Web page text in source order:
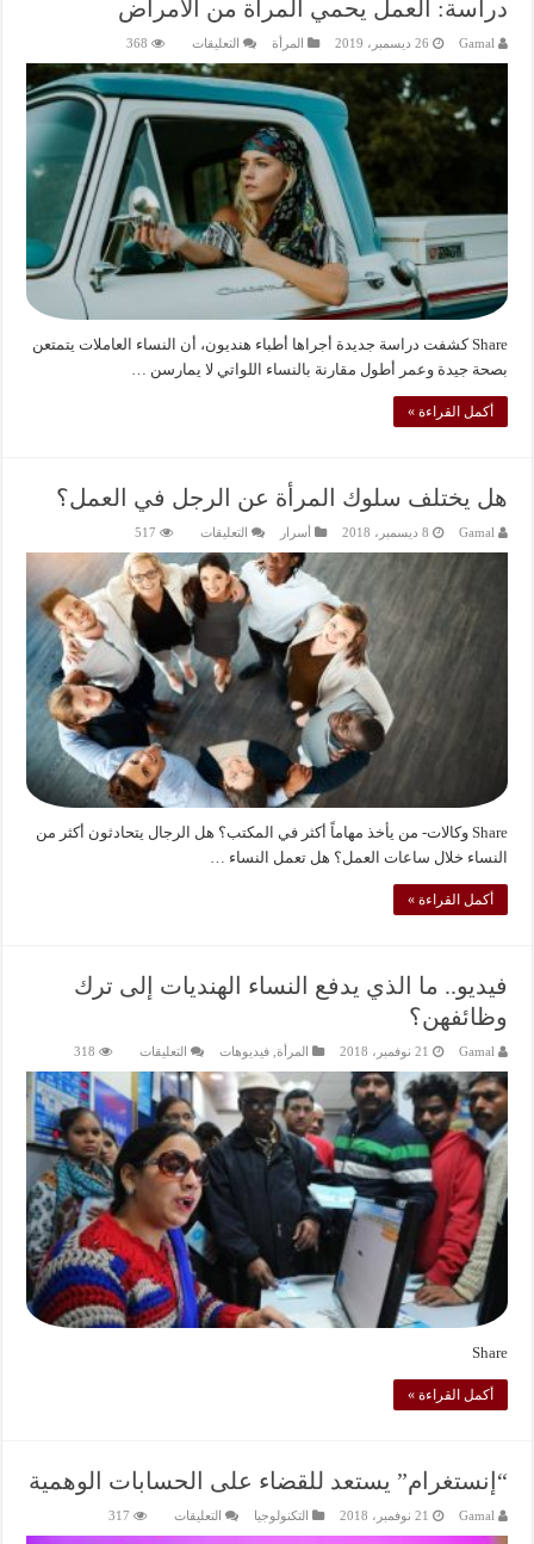
دراسة: العمل يحمي المرأة من الأمراض
Gamal 26 ديسمبر، 2019 المرأة التعليقاتعلى
العمل
يحمي
المرأة
من
الأمراض
368
Share كشفت دراسة جديدة أجراها أطباء هنديون، أن النساء العاملات يتمتعن
بصحة جيدة وعمر أطول مقارنة بالنساء اللواتي لا يمارسن …
أكمل القراءة »
هل يختلف سلوك المرأة عن الرجل في العمل؟
Gamal 8 ديسمبر، 2018 أسرار التعليقاتعلى
يختلف
سلوك
المرأة
عن
الرجل
في
العمل؟
مغلقة
517
Share وكالات- من يأخذ مهاماً أكثر في المكتب؟ هل الرجال يتحادثون أكثر من
النساء خلال ساعات العمل؟ هل تعمل النساء …
أكمل القراءة »
فيديو.. ما الذي يدفع النساء الهنديات إلى ترك
وظائفهن؟
Gamal 21 نوفمبر، 2018 المرأة, فيديوهات التعليقاتعلى
الذي
يدفع
النساء
الهنديات
ترك
وظائفهن؟
مغلقة
318
Share
أكمل القراءة »
“إنستغرام” يستعد للقضاء على الحسابات الوهمية
Gamal 21 نوفمبر، 2018 التكنولوجيا التعليقاتعلى
317